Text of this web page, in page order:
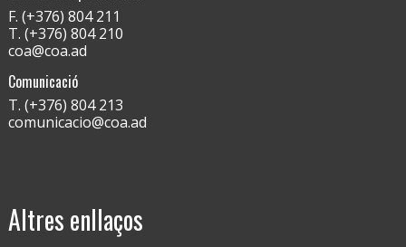
F. (+376) 804 211
T. (+376) 804 210
coa@coa.ad
Comunicació
T. (+376) 804 213
comunicacio@coa.ad
Altres enllaços